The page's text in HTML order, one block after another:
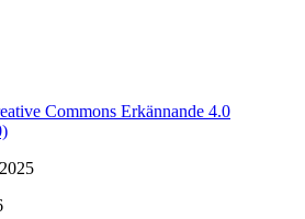
Commons Erkännande 4.0